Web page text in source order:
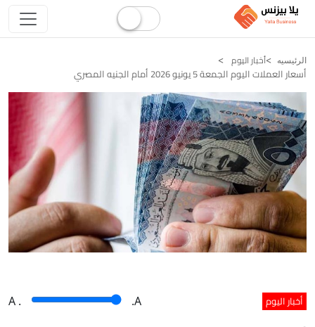
الرئيسيه أخبار اليوم
أسعار العملات اليوم الجمعة 5 يونيو 2026 أمام الجنيه المصري
أخبار اليوم A . .A